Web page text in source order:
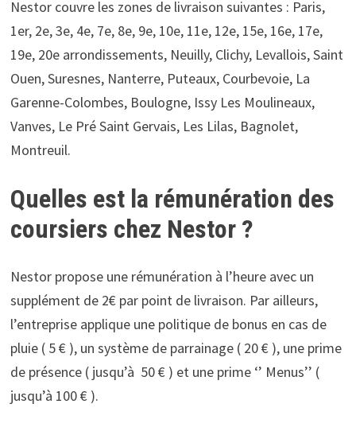
Nestor couvre les zones de livraison suivantes : Paris,
1er, 2e, 3e, 4e, 7e, 8e, 9e, 10e, 11e, 12e, 15e, 16e, 17e,
19e, 20e arrondissements, Neuilly, Clichy, Levallois, Saint
Ouen, Suresnes, Nanterre, Puteaux, Courbevoie, La
Garenne-Colombes, Boulogne, Issy Les Moulineaux,
Vanves, Le Pré Saint Gervais, Les Lilas, Bagnolet,
Montreuil.
Quelles est la rémunération des
coursiers chez Nestor ?
Nestor propose une rémunération à l’heure avec un
supplément de 2€ par point de livraison. Par ailleurs,
l’entreprise applique une politique de bonus en cas de
pluie ( 5 € ), un système de parrainage ( 20 € ), une prime
de présence ( jusqu’à 50 € ) et une prime ‘’ Menus’’ (
jusqu’à 100 € ).